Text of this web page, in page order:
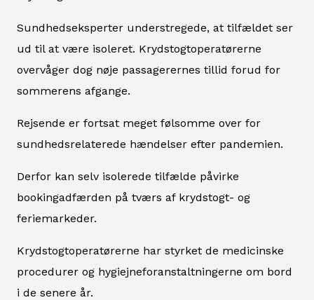
Sundhedseksperter understregede, at tilfældet ser
ud til at være isoleret. Krydstogtoperatørerne
overvåger dog nøje passagerernes tillid forud for
sommerens afgange.
Rejsende er fortsat meget følsomme over for
sundhedsrelaterede hændelser efter pandemien.
Derfor kan selv isolerede tilfælde påvirke
bookingadfærden på tværs af krydstogt- og
feriemarkeder.
Krydstogtoperatørerne har styrket de medicinske
procedurer og hygiejneforanstaltningerne om bord
i de senere år.